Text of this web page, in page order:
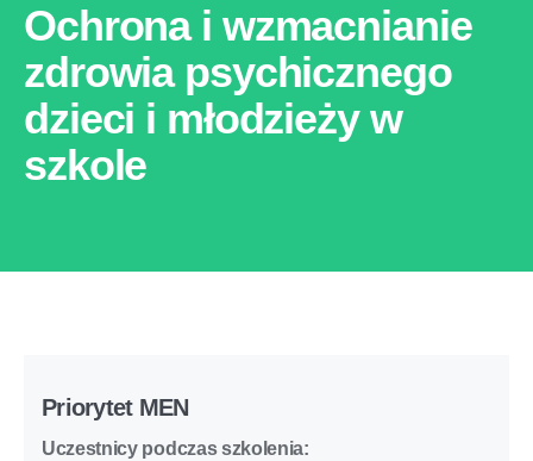
Ochrona i wzmacnianie
zdrowia psychicznego
dzieci i młodzieży w
szkole
Priorytet MEN
Uczestnicy podczas szkolenia: